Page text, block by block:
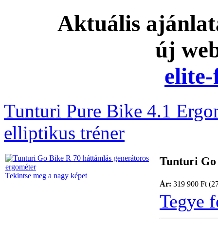
Aktuális
új
Tunturi Pure Bike 4.1
elliptikus tréner
Tekintse meg a nagy képet
Tunturi Go
Ár: 319 900 Ft
Tegye